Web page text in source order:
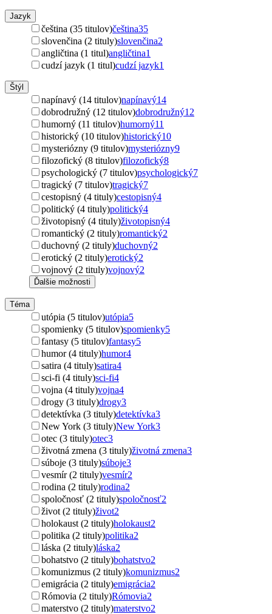
Jazyk
čeština (35 titulov)čeština35
slovenčina (2 tituly)slovenčina2
angličtina (1 titul)angličtina1
cudzí jazyk (1 titul)cudzí jazyk1
Štýl
napínavý (14 titulov)napínavý14
dobrodružný (12 titulov)dobrodružný12
humorný (11 titulov)humorný11
historický (10 titulov)historický10
mysteriózny (9 titulov)mysteriózny9
filozofický (8 titulov)filozofický8
psychologický (7 titulov)psychologický7
tragický (7 titulov)tragický7
cestopisný (4 tituly)cestopisný4
politický (4 tituly)politický4
životopisný (4 tituly)životopisný4
romantický (2 tituly)romantický2
duchovný (2 tituly)duchovný2
erotický (2 tituly)erotický2
vojnový (2 tituly)vojnový2
Ďalšie možnosti
Téma
utópia (5 titulov)utópia5
spomienky (5 titulov)spomienky5
fantasy (5 titulov)fantasy5
humor (4 tituly)humor4
satira (4 tituly)satira4
sci-fi (4 tituly)sci-fi4
vojna (4 tituly)vojna4
drogy (3 tituly)drogy3
detektívka (3 tituly)detektívka3
New York (3 tituly)New York3
otec (3 tituly)otec3
životná zmena (3 tituly)životná zmena3
súboje (3 tituly)súboje3
vesmír (2 tituly)vesmír2
rodina (2 tituly)rodina2
spoločnosť (2 tituly)spoločnosť2
život (2 tituly)život2
holokaust (2 tituly)holokaust2
politika (2 tituly)politika2
láska (2 tituly)láska2
bohatstvo (2 tituly)bohatstvo2
komunizmus (2 tituly)komunizmus2
emigrácia (2 tituly)emigrácia2
Rómovia (2 tituly)Rómovia2
materstvo (2 tituly)materstvo2